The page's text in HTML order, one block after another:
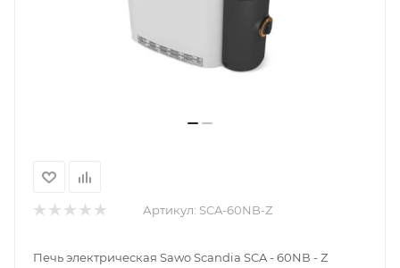
Артикул: SCA-60NB-Z
Печь электрическая Sawo Scandia SCA - 60NВ - Z